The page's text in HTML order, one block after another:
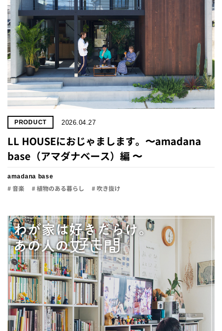
PRODUCT 2026.04.27
LL HOUSEにおじゃまします。〜amadana
base（アマダナベース）編 〜
amadana base
# 音楽 # 植物のある暮らし # 吹き抜け